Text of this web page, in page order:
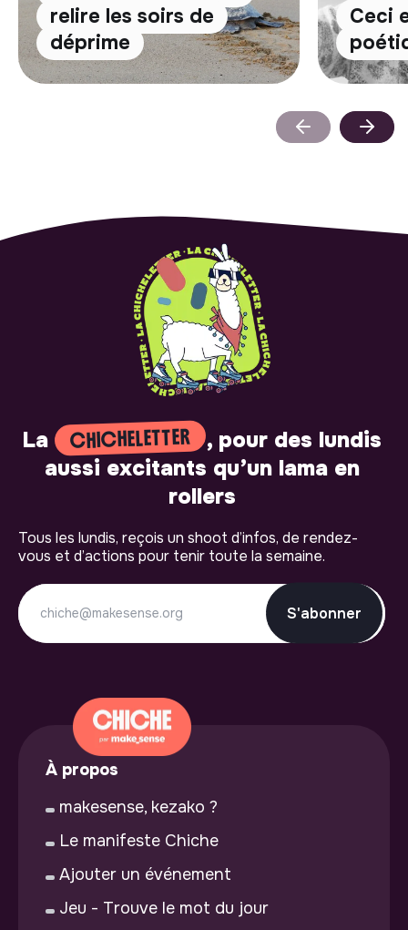
relire les soirs de
déprime
Ceci
La CHICHELETTER
, pour des lundis
aussi excitants qu’un lama en
rollers
Tous les lundis, reçois un shoot d’infos, de rendez-
vous et d’actions pour tenir toute la semaine.
S'abonner
À propos
makesense, kezako ?
Le manifeste Chiche
Ajouter un événement
Jeu - Trouve le mot du jour